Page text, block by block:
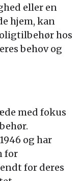
eller en
hjem, kan
hos
behov og
med fokus
og har
for
for deres